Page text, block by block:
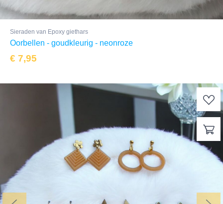
Sieraden van Epoxy giethars
Oorbellen - goudkleurig - neonroze
€ 7,95